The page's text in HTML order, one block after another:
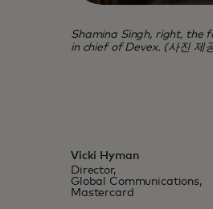
Shamina Singh, right, the
in chief of Devex. (사진 제
Vicki Hyman
Director,
Global Communications,
Mastercard